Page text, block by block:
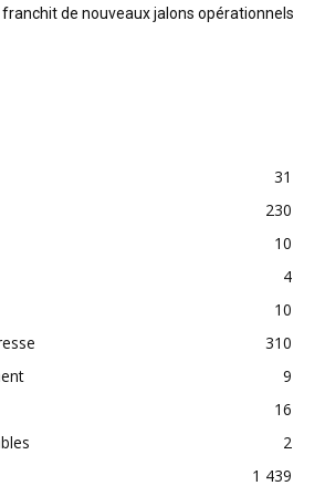
de nouveaux jalons opérationnels
31
230
10
4
10
310
9
16
2
1 439